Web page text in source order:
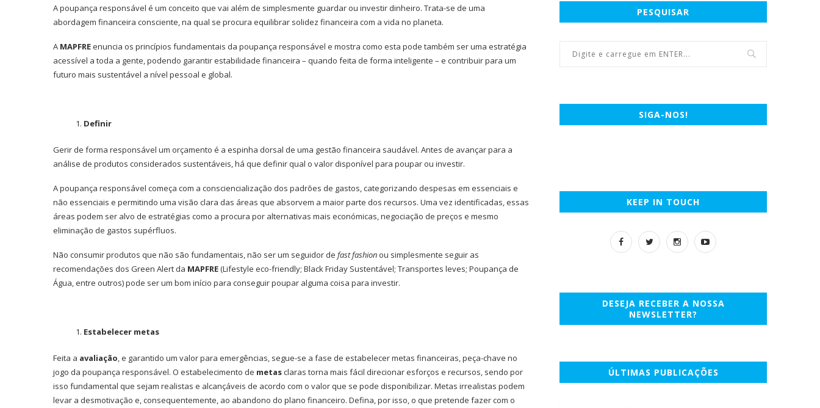
A poupança responsável é um conceito que vai além de simplesmente guardar ou investir dinheiro. Trata-se de uma
abordagem financeira consciente, na qual se procura equilibrar solidez financeira com a vida no planeta.
A MAPFREenuncia os princípios fundamentais da poupança responsável e mostra como esta pode também ser uma estratégia
acessível a toda a gente, podendo garantir estabilidade financeira – quando feita de forma inteligente – e contribuir para um
futuro mais sustentável a nível pessoal e global.
Definir
Gerir de forma responsável um orçamento é a espinha dorsal de uma gestão financeira saudável. Antes de avançar para a
análise de produtos considerados sustentáveis, há que definir qual o valor disponível para poupar ou investir.
A poupança responsável começa com a consciencialização dos padrões de gastos, categorizando despesas em essenciais e
não essenciais e permitindo uma visão clara das áreas que absorvem a maior parte dos recursos. Uma vez identificadas, essas
áreas podem ser alvo de estratégias como a procura por alternativas mais económicas, negociação de preços e mesmo
eliminação de gastos supérfluos.
Não consumir produtos que não são fundamentais, não ser um seguidor de fast fashion ou simplesmente seguir as
recomendações dos Green Alert da MAPFRE(Lifestyle eco-friendly; Black Friday Sustentável; Transportes leves; Poupança de
Água, entre outros) pode ser um bom início para conseguir poupar alguma coisa para investir.
Estabelecer metas
Feita a avaliação, e garantido um valor para emergências, segue-se a fase de estabelecer metas financeiras, peça-chave no
jogo da poupança responsável. O estabelecimento de metasclaras torna mais fácil direcionar esforços e recursos, sendo por
isso fundamental que sejam realistas e alcançáveis de acordo com o valor que se pode disponibilizar. Metas irrealistas podem
levar a desmotivação e, consequentemente, ao abandono do plano financeiro. Defina, por isso, o que pretende fazer com o
PESQUISAR
SIGA-NOS!
KEEP IN TOUCH
DESEJA RECEBER A NOSSA
NEWSLETTER?
ÚLTIMAS PUBLICAÇÕES